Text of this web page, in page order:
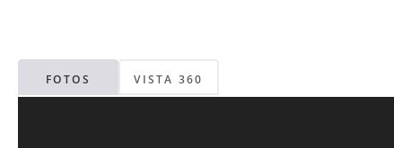
FOTOS VISTA 360